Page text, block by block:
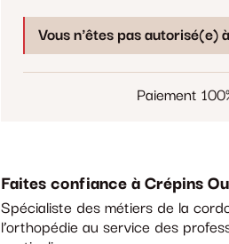
Vous n'êtes pas autorisé(e)
Paiement
Faites confiance à Crépins
Spécialiste des métiers de la
l’orthopédie au service des